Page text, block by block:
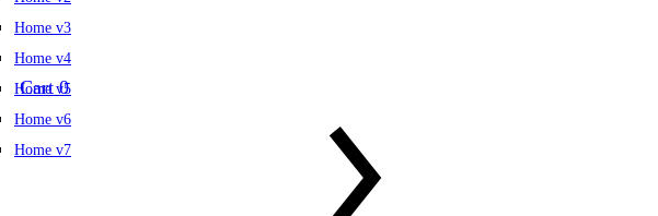
Home v3
Home v4
Home v5
Home v6
Home v7
Cart 0